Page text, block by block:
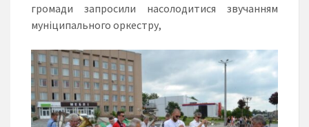
громади запросили насолодитися звучанням
муніципального оркестру,